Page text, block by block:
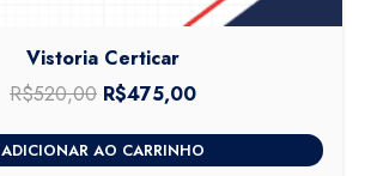
Vistoria Certicar
R$520,00 O
original
R$475,00
atual
ADICIONAR AO CARRINHO